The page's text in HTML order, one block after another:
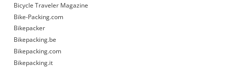
Bicycle Traveler Magazine
Bike-Packing.com
Bikepacker
Bikepacking.be
Bikepacking.com
Bikepacking.it